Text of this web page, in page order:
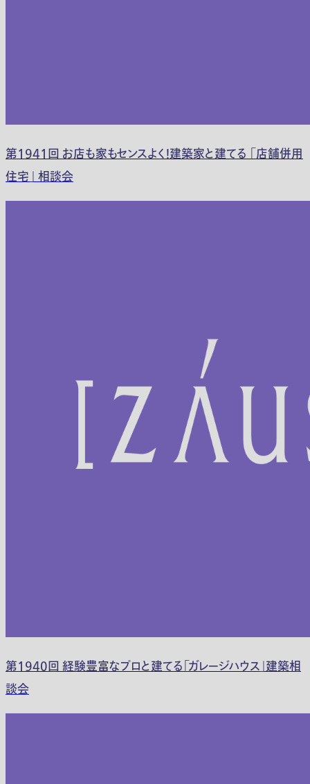
第1941回 お店も家もセンスよく！建築家と建てる 「店舗併用
住宅」 相談会
第1940回 経験豊富なプロと建てる「ガレージハウス」建築相
談会